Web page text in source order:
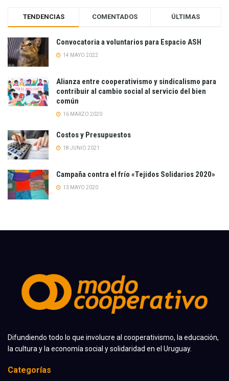
TENDENCIAS COMENTADOS ÚLTIMAS
Convocatoria a voluntarios para Espacio ASH
14 MAYO 2022
Alianza entre cooperativismo y sindicalismo para
contribuir al cambio social al servicio del bien
común
16 MARZO 2020
Costos y Presupuestos
18 JUNIO 2021
Campaña contra el frío «Tejidos Solidarios 2020»
13 MAYO 2020
Difundiendo todo lo que involucre al cooperativismo, la educación,
la cultura y la economía social y solidaridad en el Uruguay.
Categorías